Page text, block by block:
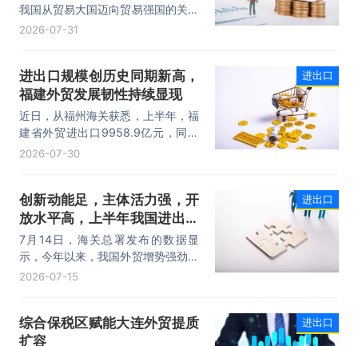
我国从贸易大国迈向贸易强国的关键
时期。上半年，我国进出口规模历史
品为代表的高附加值产品出口占比显
著提升，成为外贸提质增效的核心引
擎，为加快建设贸易强国注入了强劲
动力。
2026-07-31
进出口规模创历史同期新高，
福建外贸发展韧性持续显现
近日，从福州海关获悉，上半年，福
建省外贸进出口9958.9亿元，同比
增长8.2%。其中，出口5740.1亿
进口规模均创历史同期新高，外贸运
行呈现“稳中有进，进中提质”的良好
态势。
2026-07-30
进出口
创新动能足，主体活力强，开
放水平高，上半年我国进出口
规模首次突破25万亿元
7月14日，海关总署发布的数据显
示，今年以来，我国外贸增势强劲、
走势稳健。据海关统计，今年上半
14.73万亿元，增长13.4%，进口
10.74万亿元，增长22.1%。
2026-07-15
进出口
综合保税区赋能大连外贸提质
扩容
进出口